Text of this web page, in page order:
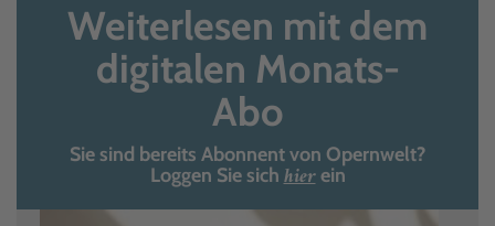
Weiterlesen mit dem
digitalen Monats-
Abo
Sie sind bereits Abonnent von Opernwelt?
Loggen Sie sich hierein